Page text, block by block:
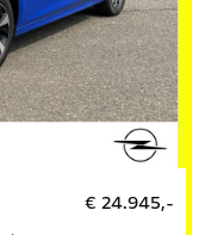
€ 24.945,-